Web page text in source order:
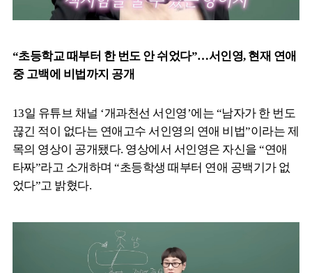
“초등학교 때부터 한 번도 안 쉬었다”…서인영, 현재 연애
중 고백에 비법까지 공개
13일 유튜브 채널 ‘개과천선 서인영’에는 “남자가 한 번도
끊긴 적이 없다는 연애고수 서인영의 연애 비법”이라는 제
목의 영상이 공개됐다. 영상에서 서인영은 자신을 “연애
타짜”라고 소개하며 “초등학생 때부터 연애 공백기가 없
었다”고 밝혔다.